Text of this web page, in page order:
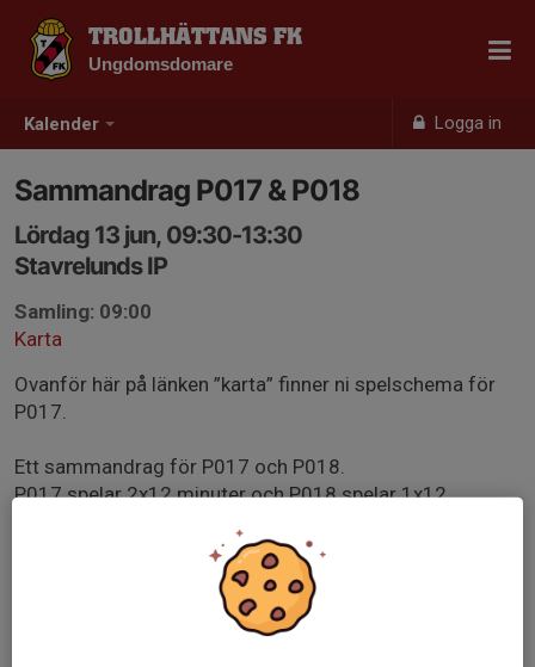
Kalender Logga in
TROLLHÄTTANS FK
Ungdomsdomare
Sammandrag P017 & P018
Lördag 13 jun, 09:30-13:30
Stavrelunds IP
Samling: 09:00
Karta
Ovanför här på länken ”karta” finner ni spelschema för
P017.
Ett sammandrag för P017 och P018.
P017 spelar 2x12 minuter och P018 spelar 1x12
Samling 9.00 utanför klubbhuset för genomgång med